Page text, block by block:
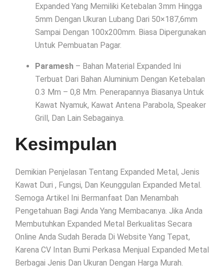
Expanded Yang Memiliki Ketebalan 3mm Hingga
5mm Dengan Ukuran Lubang Dari 50×187,6mm
Sampai Dengan 100x200mm. Biasa Dipergunakan
Untuk Pembuatan Pagar.
Paramesh – Bahan Material Expanded Ini
Terbuat Dari Bahan Aluminium Dengan Ketebalan
0.3 Mm – 0,8 Mm. Penerapannya Biasanya Untuk
Kawat Nyamuk, Kawat Antena Parabola, Speaker
Grill, Dan Lain Sebagainya.
Kesimpulan
Demikian Penjelasan Tentang Expanded Metal, Jenis
Kawat Duri , Fungsi, Dan Keunggulan Expanded Metal.
Semoga Artikel Ini Bermanfaat Dan Menambah
Pengetahuan Bagi Anda Yang Membacanya. Jika Anda
Membutuhkan Expanded Metal Berkualitas Secara
Online Anda Sudah Berada Di Website Yang Tepat,
Karena CV Intan Bumi Perkasa Menjual Expanded Metal
Berbagai Jenis Dan Ukuran Dengan Harga Murah.